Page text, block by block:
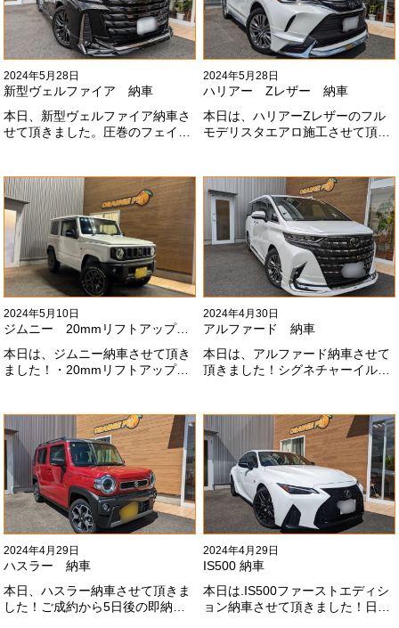
2024年5月28日
新型ヴェルファイア 納車
本日、新型ヴェルファイア納車さ
せて頂きました。圧巻のフェイス
なりました！いつも本当にありが
とうございます#x1f60a;
2024年5月28日
ハリアー Zレザー 納車
本日は、ハリアーZレザーのフル
モデリスタエアロ施工させて頂き
全然、思い通りエアロが入ってき
ませんね。。今後とも宜しくお願
いします！
2024年5月10日
ジムニー 20mmリフトアップ納車
本日は、ジムニー納車させて頂き
ました！・20mmリフトアップ・
させて頂きました！！弊社で、短
期間に何台もご注文ありがどうご
ざいます！！これからもよろしく
お願いします
#x1f647;#x200d;#x2640;#xfe0f;
2024年4月30日
アルファード 納車
本日は、アルファード納車させて
頂きました！シグネチャーイル
よろしくお願いします
#x1f647;#x200d;#x2640;#xfe0f;
2024年4月29日
ハスラー 納車
本日、ハスラー納車させて頂きま
した！ご成約から5日後の即納車
2024年4月29日
IS500 納車
本日は.IS500ファーストエディシ
ョン納車させて頂きました！日本